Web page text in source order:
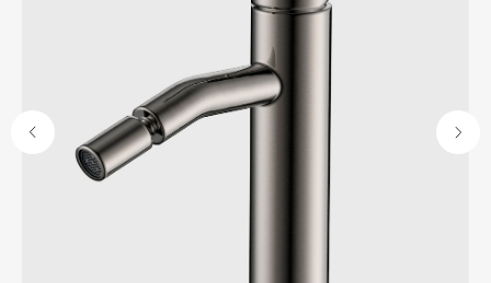
Дизайнерам
Москва, Новопесчаная улица, 19к1
+7 (495) 782-78-74
info@aquame-shop.ru